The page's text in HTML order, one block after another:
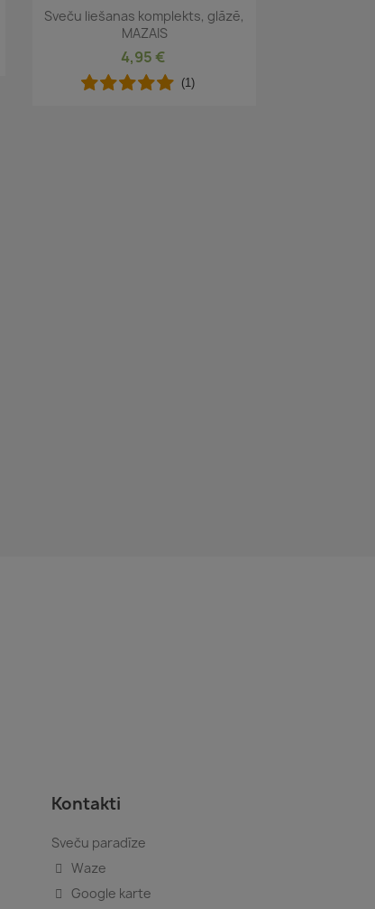
Īss ieskats
Sveču liešanas komplekts, glāzē,
MAZAIS
4,95 €
(1)
Kontakti
Sveču paradīze
Waze
Google karte